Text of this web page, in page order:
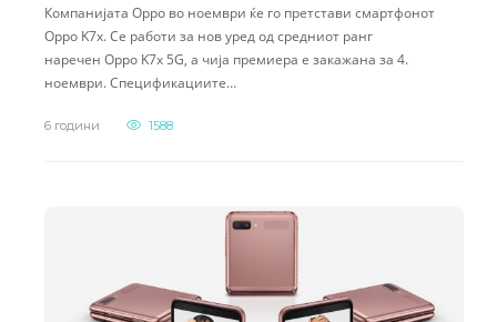
Компанијата Oppo во ноември ќе го претстави смартфонот
Oppo K7x. Се работи за нов уред од средниот ранг
наречен Oppo K7x 5G, а чија премиера е закажана за 4.
ноември. Спецификациите…
6 години 1588